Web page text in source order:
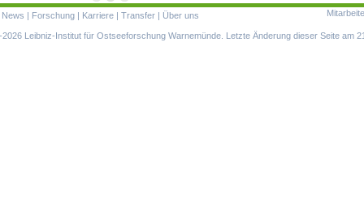
News | Forschung | Karriere | Transfer | Über uns
Leibniz-Institut für Ostseeforschung Warnemünde. Letzte Änderung dieser Seite am